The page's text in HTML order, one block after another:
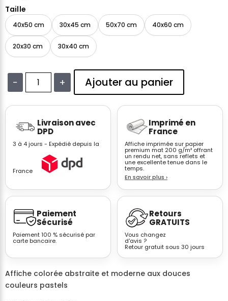
Taille
40x50 cm 30x45 cm 50x70 cm 40x60 cm
20x30 cm 30x40 cm
−
Affiche
abstraite
pastels
Éclaboussures
roses
et
orangées
vivantes
n°9
+ Ajouter au panier
Livraison avec
DPD
3 à 4 jours - Expédié depuis la
France
Imprimé en
France
Affiche imprimée sur papier
premium mat 200 g/m² offrant
un rendu net, sans reflets et
une excellente tenue dans le
temps.
En savoir plus ›
Paiement
Sécurisé
Paiement 100 % sécurisé par
carte bancaire.
Retours
GRATUITS
Vous changez
d'avis ?
Retour gratuit sous 30 jours
Affiche colorée abstraite et moderne aux douces
couleurs pastels